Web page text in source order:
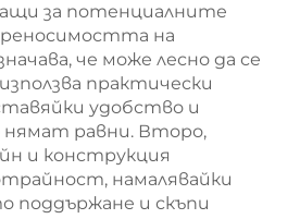
за потенциалните
на
че може лесно да се
практически
удобство и
нямат равни. Второ,
и конструкция
намалявайки
поддържане и скъпи